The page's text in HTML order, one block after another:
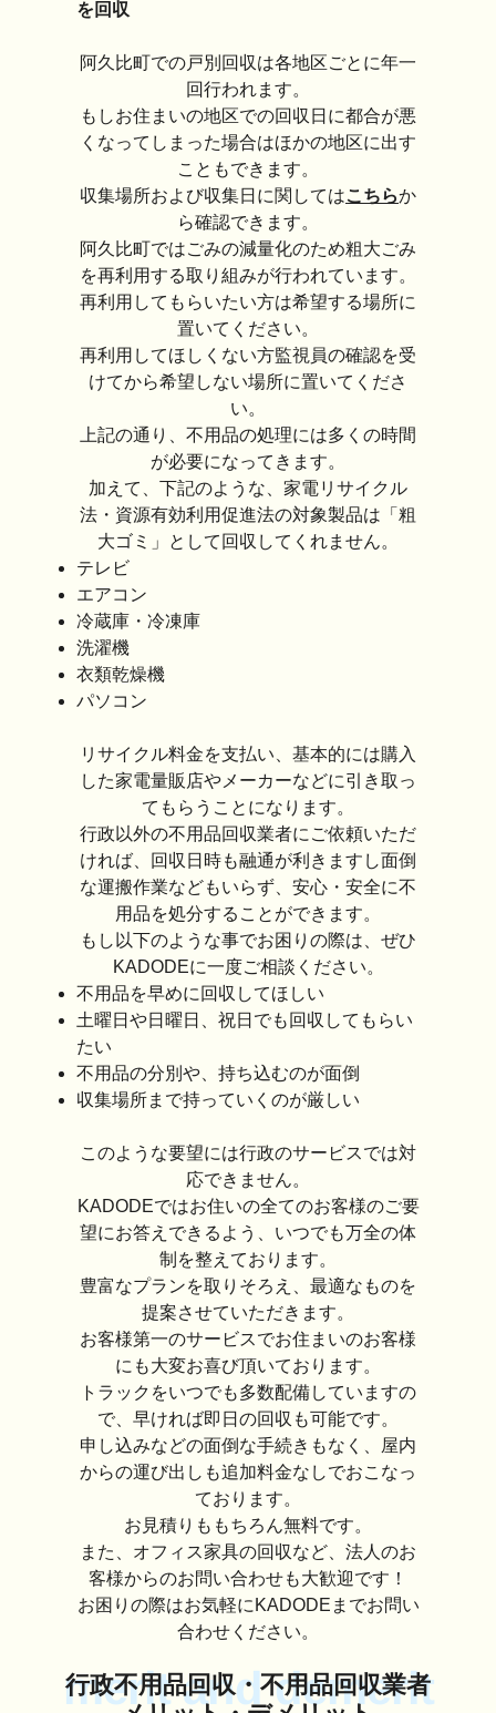
を回収
阿久比町での戸別回収は各地区ごとに年一
回行われます。
もしお住まいの地区での回収日に都合が悪
くなってしまった場合はほかの地区に出す
こともできます。
収集場所および収集日に関してはこちらか
ら確認できます。
阿久比町ではごみの減量化のため粗大ごみ
を再利用する取り組みが行われています。
再利用してもらいたい方は希望する場所に
置いてください。
再利用してほしくない方監視員の確認を受
けてから希望しない場所に置いてくださ
い。
上記の通り、不用品の処理には多くの時間
が必要になってきます。
加えて、下記のような、家電リサイクル
法・資源有効利用促進法の対象製品は「粗
大ゴミ」として回収してくれません。
テレビ
エアコン
冷蔵庫・冷凍庫
洗濯機
衣類乾燥機
パソコン
リサイクル料金を支払い、基本的には購入
した家電量販店やメーカーなどに引き取っ
てもらうことになります。
行政以外の不用品回収業者にご依頼いただ
ければ、回収日時も融通が利きますし面倒
な運搬作業などもいらず、安心・安全に不
用品を処分することができます。
もし以下のような事でお困りの際は、ぜひ
KADODEに一度ご相談ください。
不用品を早めに回収してほしい
土曜日や日曜日、祝日でも回収してもらい
たい
不用品の分別や、持ち込むのが面倒
収集場所まで持っていくのが厳しい
このような要望には行政のサービスでは対
応できません。
KADODEではお住いの全てのお客様のご要
望にお答えできるよう、いつでも万全の体
制を整えております。
豊富なプランを取りそろえ、最適なものを
提案させていただきます。
お客様第一のサービスでお住まいのお客様
にも大変お喜び頂いております。
トラックをいつでも多数配備していますの
で、早ければ即日の回収も可能です。
申し込みなどの面倒な手続きもなく、屋内
からの運び出しも追加料金なしでおこなっ
ております。
お見積りももちろん無料です。
また、オフィス家具の回収など、法人のお
客様からのお問い合わせも大歓迎です！
お困りの際はお気軽にKADODEまでお問い
合わせください。
merit and demerit
行政不用品回収・不用品回収業者